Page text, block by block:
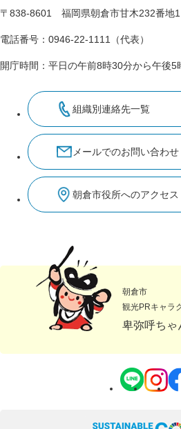
〒838-8601 福岡県朝倉市甘木232番地1
電話番号：0946-22-1111（代表）
開庁時間：平日の午前8時30分から午後5
組織別連絡先一覧
メールでのお問い合わせ
朝倉市役所へのアクセス
朝倉市
観光PRキャラ
卑弥呼ちゃ